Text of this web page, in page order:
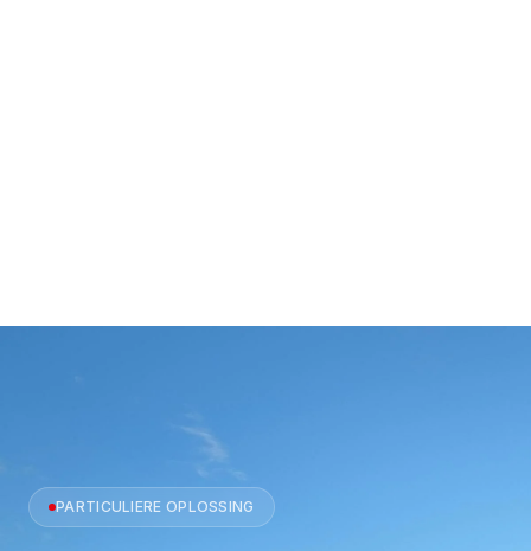
PARTICULIERE OPLOSSING